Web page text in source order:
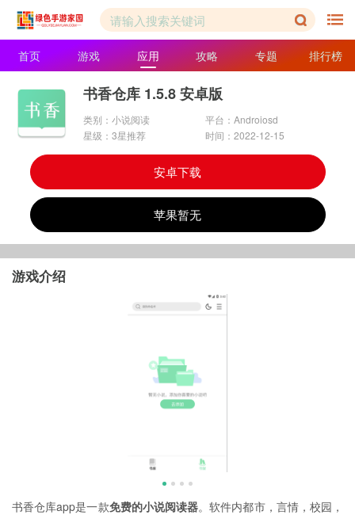
首页 游戏 应用 攻略 专题 排行榜
书香仓库 1.5.8 安卓版
类别：小说阅读
平台：Androiosd
星级：3星推荐
时间：2022-12-15
安卓下载
苹果暂无
游戏介绍
书香仓库app是一款免费的小说阅读器。软件内都市，言情，校园，